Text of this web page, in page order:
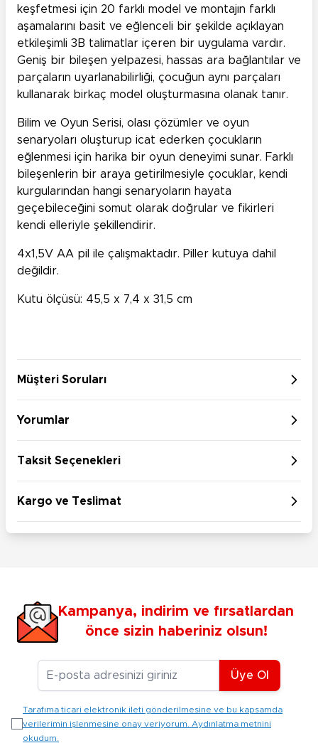
keşfetmesi için 20 farklı model ve montajın farklı
aşamalarını basit ve eğlenceli bir şekilde açıklayan
etkileşimli 3B talimatlar içeren bir uygulama vardır.
Geniş bir bileşen yelpazesi, hassas ara bağlantılar ve
parçaların uyarlanabilirliği, çocuğun aynı parçaları
kullanarak birkaç model oluşturmasına olanak tanır.
Bilim ve Oyun Serisi, olası çözümler ve oyun
senaryoları oluşturup icat ederken çocukların
eğlenmesi için harika bir oyun deneyimi sunar. Farklı
bileşenlerin bir araya getirilmesiyle çocuklar, kendi
kurgularından hangi senaryoların hayata
geçebileceğini somut olarak doğrular ve fikirleri
kendi elleriyle şekillendirir.
4x1,5V AA pil ile çalışmaktadır. Piller kutuya dahil
değildir.
Kutu ölçüsü: 45,5 x 7,4 x 31,5 cm
Müşteri Soruları
Yorumlar
Taksit Seçenekleri
Kargo ve Teslimat
Kampanya, indirim ve fırsatlardan
önce sizin haberiniz olsun!
E-posta Adresiniz
Üye Ol
Tarafıma ticari elektronik ileti gönderilmesine ve bu kapsamda
verilerimin işlenmesine onay veriyorum. Aydınlatma metnini
okudum.